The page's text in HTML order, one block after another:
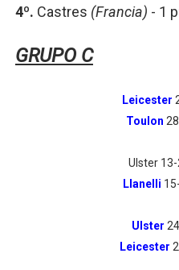
4º. Castres (Francia) - 1
GRUPO C
Leicester
Toulon
Ulster
Llanelli
Ulster
Leicester